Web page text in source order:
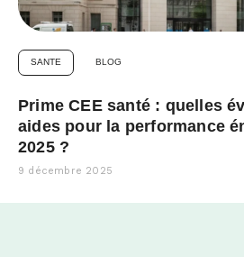
SANTE BLOG
Prime CEE santé : quelles
aides pour la performance
2025 ?
9 décembre 2025